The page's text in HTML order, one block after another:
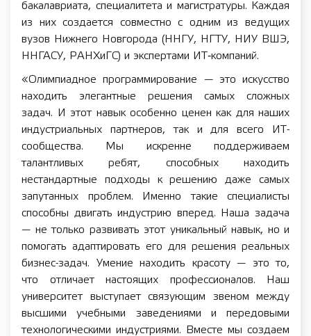
бакалавриата, специалитета и магистратуры. Каждая
из них создается совместно с одним из ведущих
вузов Нижнего Новгорода (ННГУ, НГТУ, НИУ ВШЭ,
ННГАСУ, РАНХиГС) и экспертами ИТ‑компаний.
«Олимпиадное программирование — это искусство
находить элегантные решения самых сложных
задач. И этот навык особенно ценен как для наших
индустриальных партнеров, так и для всего ИТ-
сообщества. Мы искренне поддерживаем
талантливых ребят, способных находить
нестандартные подходы к решению даже самых
запутанных проблем. Именно такие специалисты
способны двигать индустрию вперед. Наша задача
— не только развивать этот уникальный навык, но и
помогать адаптировать его для решения реальных
бизнес-задач. Умение находить красоту — это то,
что отличает настоящих профессионалов. Наш
университет выступает связующим звеном между
высшими учебными заведениями и передовыми
технологическими индустриями. Вместе мы создаем